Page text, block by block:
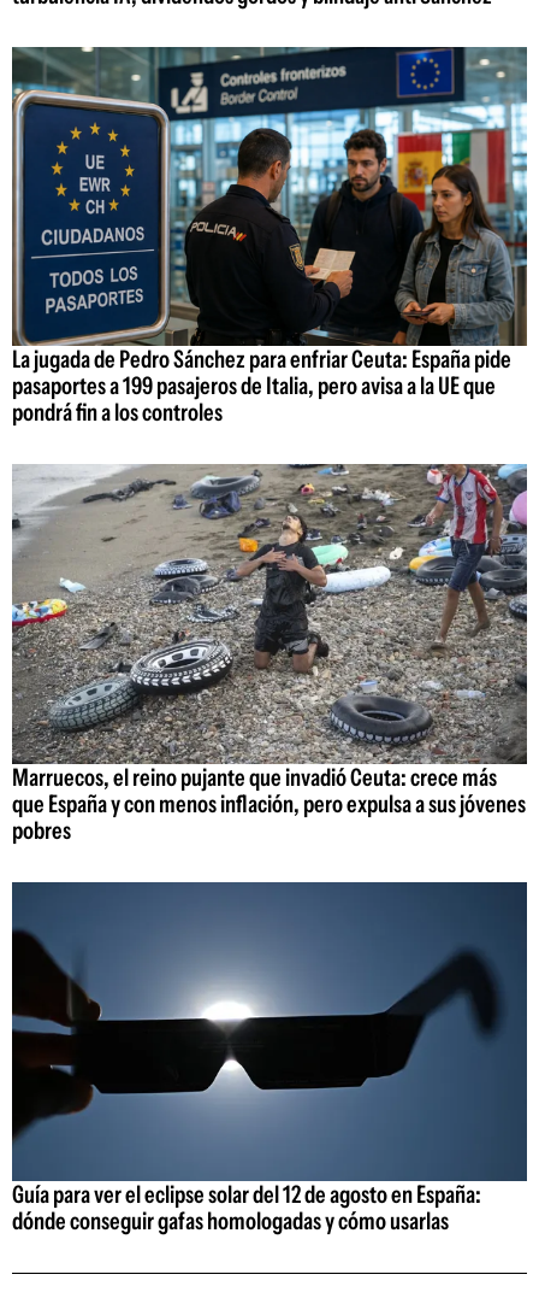
La jugada de Pedro Sánchez para enfriar Ceuta: España pide
pasaportes a 199 pasajeros de Italia, pero avisa a la UE que
pondrá fin a los controles
Marruecos, el reino pujante que invadió Ceuta: crece más
que España y con menos inflación, pero expulsa a sus jóvenes
pobres
Guía para ver el eclipse solar del 12 de agosto en España:
dónde conseguir gafas homologadas y cómo usarlas